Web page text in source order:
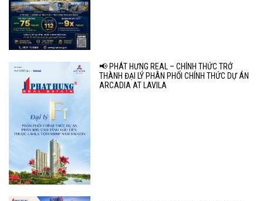
📢 PHÁT HƯNG REAL – CHÍNH THỨC TRỞ
THÀNH ĐẠI LÝ PHÂN PHỐI CHÍNH THỨC DỰ ÁN
ARCADIA AT LAVILA